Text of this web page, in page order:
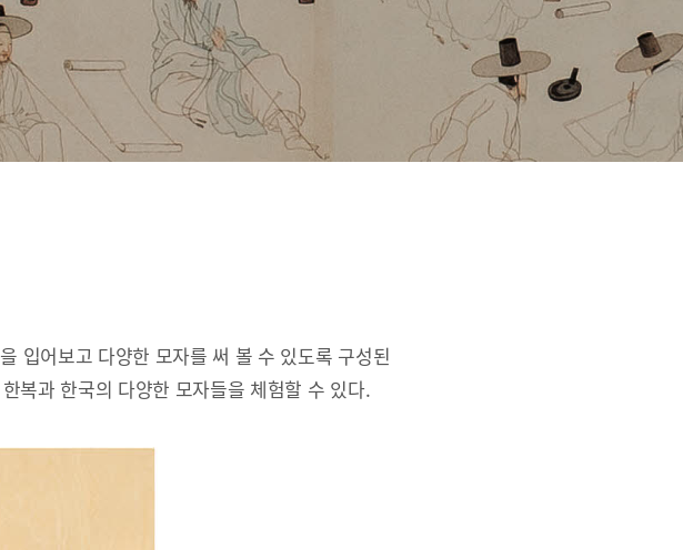
입어보고 다양한 모자를 써 볼 수 있도록 구성된
복과 한국의 다양한 모자들을 체험할 수 있다.